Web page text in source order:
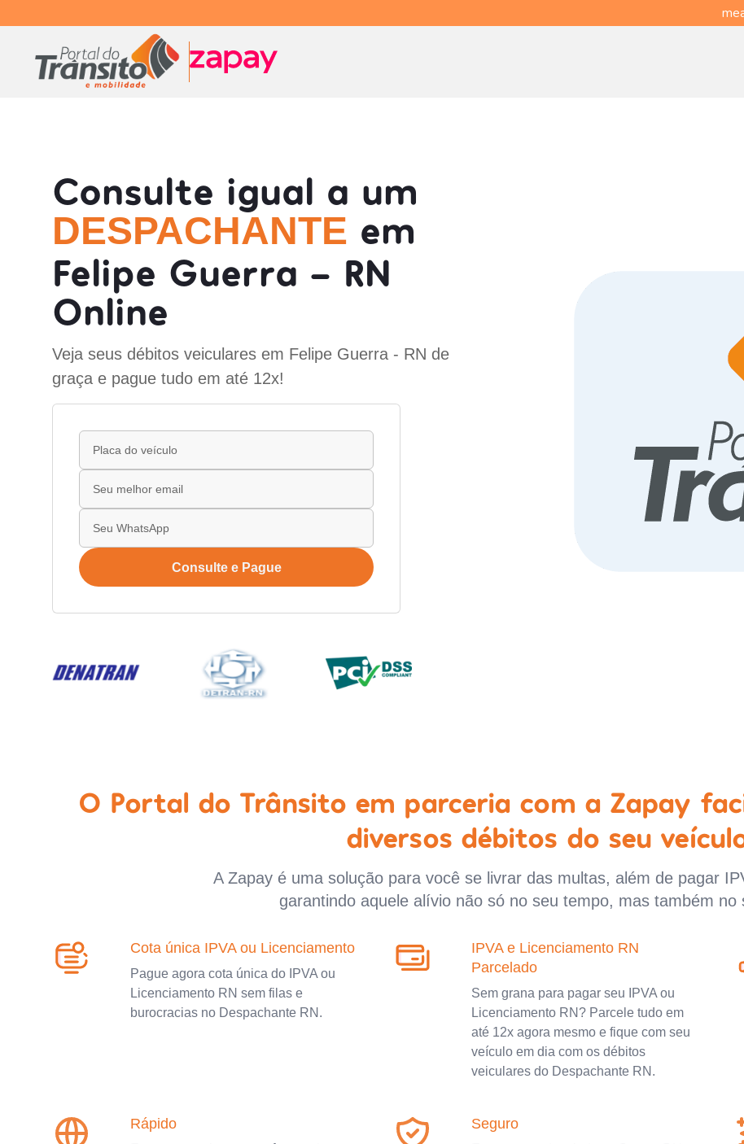
Consulte igual a um
DESPACHANTE em
Felipe Guerra - RN
Online
Veja seus débitos veiculares em Felipe Guerra - RN de
graça e pague tudo em até 12x!
Consulte e Pague
O Portal do Trânsito em parceria com a Zapay
diversos débitos do seu
A Zapay é uma solução para você se livrar das multas, além de pagar
garantindo aquele alívio não só no seu tempo, mas também no
Cota única IPVA ou Licenciamento
Pague agora cota única do IPVA ou
Licenciamento RN sem filas e
burocracias no Despachante RN.
IPVA e Licenciamento RN
Parcelado
Sem grana para pagar seu IPVA ou
Licenciamento RN? Parcele tudo em
até 12x agora mesmo e fique com seu
veículo em dia com os débitos
veiculares do Despachante RN.
Rápido Seguro